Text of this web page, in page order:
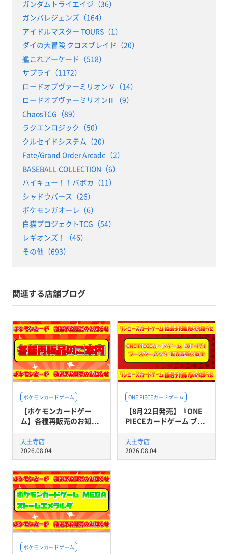
ガンダムトライエイジ（36）
ガンバレジェンズ（164）
アイドルマスター TOURS（1）
ダイの大冒険 クロスブレイド（20）
艦これアーケード（518）
サプライ（1172）
ロードオブヴァーミリオンⅣ（14）
ロードオブヴァーミリオンⅢ（9）
ChaosTCG（89）
ラクエンロジック（50）
クルセイドシステム（20）
Fate/Grand Order Arcade（2）
BASEBALL COLLECTION（6）
ハイキュー！！バボカ（11）
シャドウバース（26）
ポケモンガオーレ（6）
白猫プロジェクトTCG（54）
レギオンズ！（46）
その他（693）
関連する店舗ブログ
ポケモンカードゲーム
【ポケモンカードゲー
ム】各種再販売のお知...
天王寺店
2026.08.04
ONE PIECEカードゲーム
【8月22日発売】『ONE
PIECEカードゲーム ブ...
天王寺店
2026.08.04
ポケモンカードゲーム